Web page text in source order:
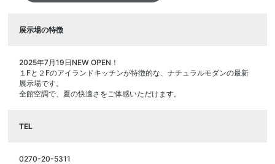
展示場の特徴
2025年7月19日NEW OPEN！
１Fと２Fのアイランドキッチンが特徴的な、ナチュラルモダンの最新
展示場です。
全館空調で、夏の快適さをご体感いただけます。
TEL
0270-20-5311